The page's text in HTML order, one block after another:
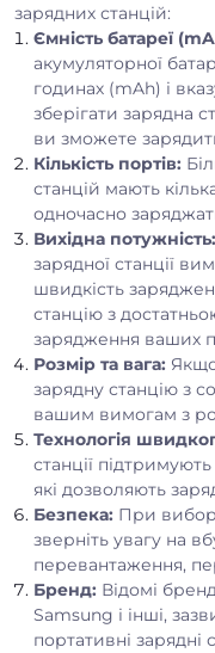
зарядних станцій:
Ємність батареї
акумуляторної
годинах (mAh) і
зберігати зарядна
ви зможете
Кількість портів:
станцій мають
одночасно
Вихідна потужність:
зарядної станції
швидкість
станцію з
зарядження ваших
Розмір та вага:
зарядну станцію з
вашим вимогам з
Технологія
станції
які дозволяють
Безпека: При
зверніть увагу на
перевантаження,
Бренд: Відомі
Samsung і інші,
портативні зарядні